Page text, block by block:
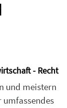
- Recht
und meistern
umfassendes